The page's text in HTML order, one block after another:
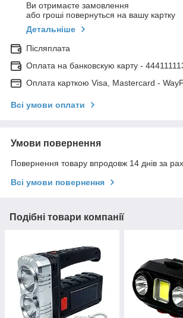
Ви отримаєте замовлення
або гроші повернуться на вашу картку
Детальніше
Післяплата
Оплата на банковскую карту -
Оплата карткою Visa, Mastercard -
Всі умови оплати
Умови повернення
Повернення товару впродовж 14 днів за
Всі умови повернення
Подібні товари компанії